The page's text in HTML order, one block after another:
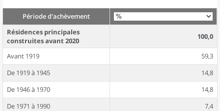
Période d'achèvement
Résidences principales
construites avant 2020
100,0
Avant 1919
59,3
De 1919 à 1945
14,8
De 1946 à 1970
14,8
De 1971 à 1990
7,4